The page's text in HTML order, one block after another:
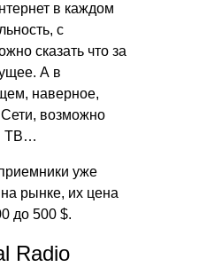
в каждом
с
сказать что за
А в
наверное,
возможно
ТВ…
уже
рынке, их цена
до 500 $.
Radio